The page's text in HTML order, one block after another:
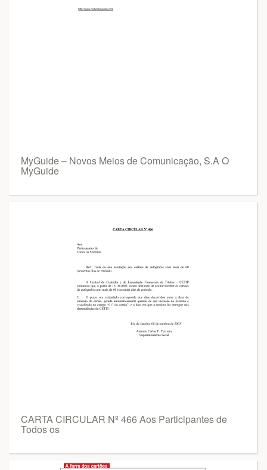
MyGuide – Novos Meios de Comunicação, S.A O
MyGuide
CARTA CIRCULAR Nº 466 Aos Participantes de
Todos os